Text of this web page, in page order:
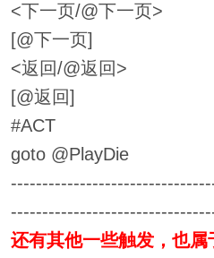
<下一页/@下一页>
[@下一页]
<返回/@返回>
[@返回]
#ACT
goto @PlayDie
还有其他一些触发，也属